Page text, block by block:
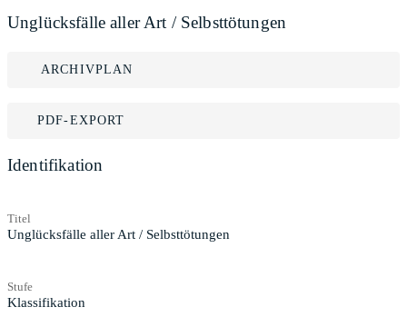
Unglücksfälle aller Art / Selbsttötungen
ARCHIVPLAN
PDF-EXPORT
Identifikation
Titel
Unglücksfälle aller Art / Selbsttötungen
Stufe
Klassifikation